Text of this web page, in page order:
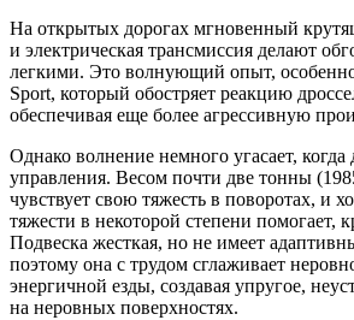
На открытых дорогах мгновенный
и электрическая трансмиссия делают
легкими. Это волнующий опыт,
Sport, который обостряет реакцию
обеспечивая еще более агрессивную
Однако волнение немного угасает, когда
управления. Весом почти две тонны
чувствует свою тяжесть в поворотах, и
тяжести в некоторой степени помогает,
Подвеска жесткая, но не имеет
поэтому она с трудом сглаживает
энергичной езды, создавая упругое,
на неровных поверхностях.